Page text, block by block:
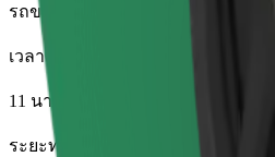
รถขนาดใหญ่ นั่งสบาย มีพื้นที่เก็บข
เวลาเดินทางโดยประมาณ
11 นาที
ระยะทางโดยประมาณ